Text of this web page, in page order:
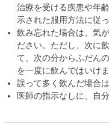
治療を受ける疾患や年
示された服用方法に従
飲み忘れた場合は、気
ださい。ただし、次に
て、次の分からふだん
を一度に飲んではいけま
誤って多く飲んだ場合
医師の指示なしに、自